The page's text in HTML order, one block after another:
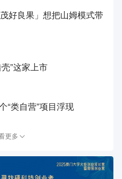
好良果」想把山姆模式带
”这家上市
“类自营”项目浮现
更多